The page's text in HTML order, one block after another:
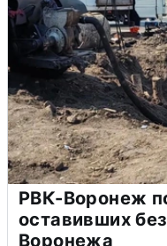
РВК-Воронеж
оставивших
Воронежа